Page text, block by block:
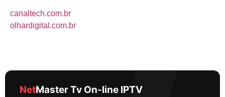
canaltech.com.br
olhardigital.com.br
NetMaster Tv On-line IPTV